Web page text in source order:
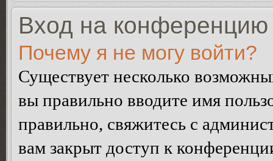
Вход на конференцию
Почему я не могу войти?
Существует несколько
вы правильно вводите имя
правильно, свяжитесь с
вам закрыт доступ к